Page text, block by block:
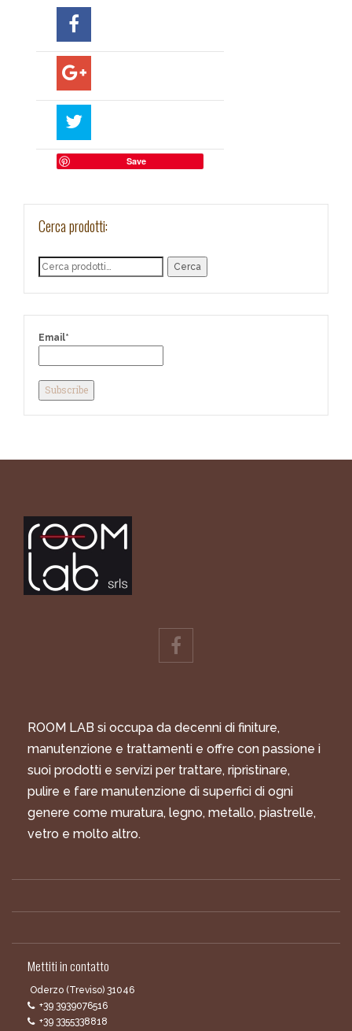
Save
Cerca prodotti:
Cerca
Email*
ROOM LAB si occupa da decenni di finiture,
manutenzione e trattamenti e offre con passione i
suoi prodotti e servizi per trattare, ripristinare,
pulire e fare manutenzione di superfici di ogni
genere come muratura, legno, metallo, piastrelle,
vetro e molto altro.
Mettiti in contatto
Oderzo (Treviso) 31046
+39 3939076516
+39 3355338818